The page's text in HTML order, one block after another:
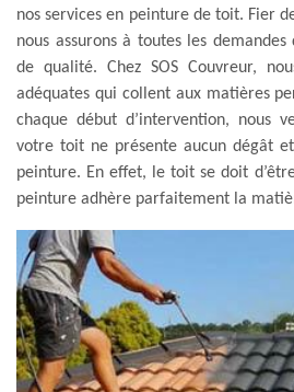
nos services en peinture de toit. Fier
nous assurons à toutes les
de qualité. Chez SOS Couvreur,
adéquates qui collent aux matières
chaque début d’intervention, nous
votre toit ne présente aucun dégât
peinture. En effet, le toit se doit
peinture adhère parfaitement la